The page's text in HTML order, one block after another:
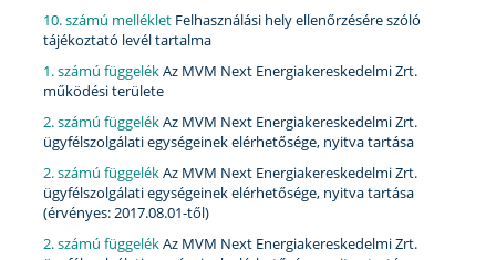
10. számú melléklet Felhasználási hely ellenőrzésére szóló
tájékoztató levél tartalma
1. számú függelékAz MVM Next Energiakereskedelmi Zrt.
működési területe
2. számú függelékAz MVM Next Energiakereskedelmi Zrt.
ügyfélszolgálati egységeinek elérhetősége, nyitva tartása
2. számú függelékAz MVM Next Energiakereskedelmi Zrt.
ügyfélszolgálati egységeinek elérhetősége, nyitva tartása
(érvényes: 2017.08.01-től)
2. számú függelékAz MVM Next Energiakereskedelmi Zrt.